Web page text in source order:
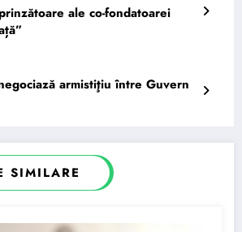
ale co-fondatoarei
armistiţiu între Guvern
SIMILARE